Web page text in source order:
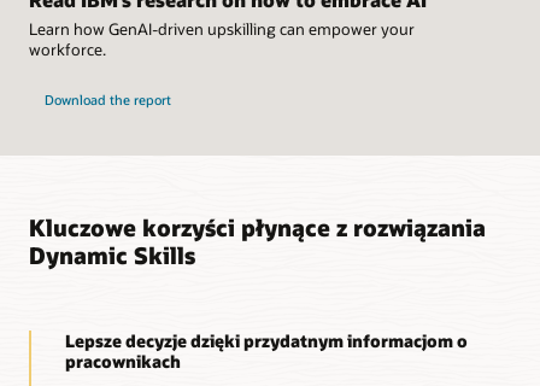
Learn how GenAI-driven upskilling can empower your
workforce.
Download the report
Kluczowe korzyści płynące z rozwiązania
Dynamic Skills
Lepsze decyzje dzięki przydatnym informacjom o
pracownikach